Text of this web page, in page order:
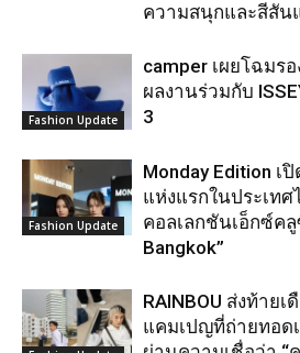
ความสนุกและสีสัน
Fashion Update
camper เผยโฉมร
ผลงานร่วมกับ
3
Fashion Update
Monday Edition เ
แห่งแรกในประเท
คอลเลกชันเอ็กซ์ค
Bangkok”
RAINBOU ส่งท้าย
แคมเปญที่ถ่ายทอด